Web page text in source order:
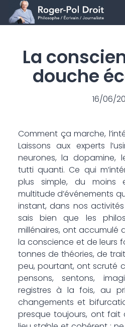
Aller
contenuLa
douche
16/06/
Comment ça marche,
Laissons aux experts
neurones, la dopamine,
tutti quanti. Ce qui
plus simple, du moins
multitude d’événements
instant, dans nos
sais bien que les
millénaires, ont accumulé
la conscience et de leurs
tonnes de théories, de
peu, pourtant, ont scruté
pensons, sentons,
registres à la fois, au
changements et
presque toujours, ont fait